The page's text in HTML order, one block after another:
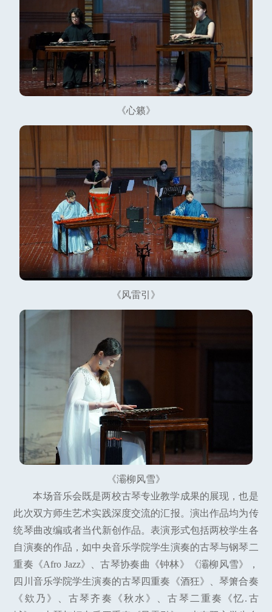
《心籁》
《风雷引》
《灞柳风雪》
本场音乐会既是两校古琴专业教学成果的展现，也是
此次双方师生艺术实践深度交流的汇报。演出作品均为传
统琴曲改编或者当代新创作品。表演形式包括两校学生各
自演奏的作品，如中央音乐学院学生演奏的古琴与钢琴二
重奏《Afro Jazz》、古琴协奏曲《钟林》《灞柳风雪》，
四川音乐学院学生演奏的古琴四重奏《酒狂》、琴箫合奏
《欸乃》、古琴齐奏《秋水》、古琴二重奏《忆.古